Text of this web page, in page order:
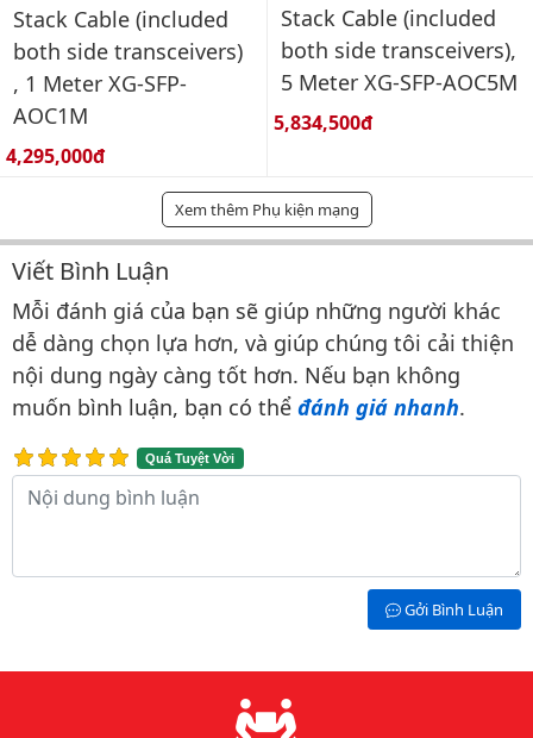
Stack Cable (included
both side transceivers)
, 1 Meter XG-SFP-
AOC1M
Giá bán:
4,295,000đ
Stack Cable (included
both side transceivers),
5 Meter XG-SFP-AOC5M
Giá bán:
5,834,500đ
Xem thêm Phụ kiện mạng
Bình luận & Đánh giá
Viết Bình Luận
Mỗi đánh giá của bạn sẽ giúp những người khác
dễ dàng chọn lựa hơn, và giúp chúng tôi cải thiện
nội dung ngày càng tốt hơn. Nếu bạn không
muốn bình luận, bạn có thể đánh giá nhanh.
Quá Tuyệt Vời
Nội dung bình luận
Gởi Bình Luận
Lý do chọn chúng tôi